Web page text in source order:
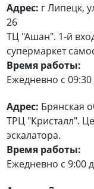
Адрес: г Липецк,
26
ТЦ "Ашан". 1-й
супермаркет
Время работы:
Ежедневно с 09:30
Адрес: Брянская
ТРЦ "Кристалл".
эскалатора.
Время работы:
Ежедневно с 9:00